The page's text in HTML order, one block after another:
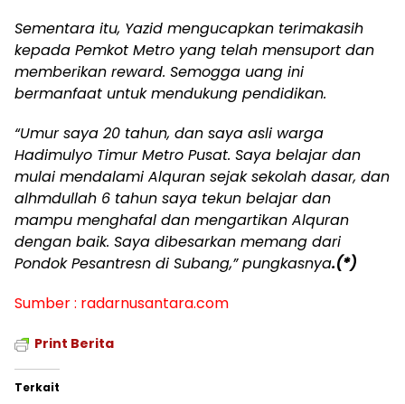
Sementara itu, Yazid mengucapkan terimakasih
kepada Pemkot Metro yang telah mensuport dan
memberikan reward. Semogga uang ini
bermanfaat untuk mendukung pendidikan.
“Umur saya 20 tahun, dan saya asli warga
Hadimulyo Timur Metro Pusat. Saya belajar dan
mulai mendalami Alquran sejak sekolah dasar, dan
alhmdullah 6 tahun saya tekun belajar dan
mampu menghafal dan mengartikan Alquran
dengan baik. Saya dibesarkan memang dari
Pondok Pesantresn di Subang,” pungkasnya.(*)
Sumber : radarnusantara.com
Print Berita
Terkait